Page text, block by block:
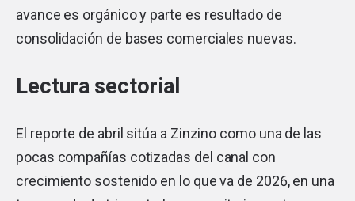
avance es orgánico y parte es resultado de
consolidación de bases comerciales nuevas.
Lectura sectorial
El reporte de abril sitúa a Zinzino como una de las
pocas compañías cotizadas del canal con
crecimiento sostenido en lo que va de 2026, en una